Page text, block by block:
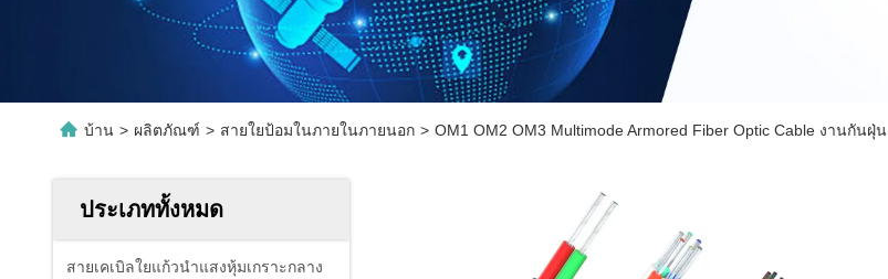
บ้าน > ผลิตภัณฑ์ > สายใยป้อมในภายในภายนอก > OM1 OM2 OM3 Multimode Armored Fiber Optic Cable งานกันฝุ่น
ประเภททั้งหมด
สายเคเบิลใยแก้วนำแสงหุ้มเกราะกลาง